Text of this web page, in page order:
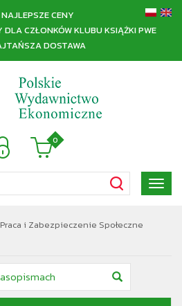
NAJLEPSZE CENY
DLA CZŁONKÓW KLUBU KSIĄŻKI PWE
DOSTAWA
0
Pokaż
menu
Praca i Zabezpieczenie Społeczne